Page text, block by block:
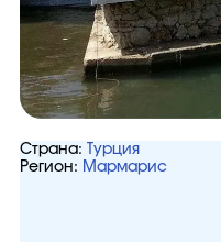
Страна:
Турция
Регион: Мармарис